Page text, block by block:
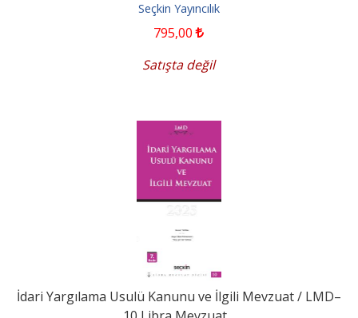
Seçkin Yayıncılık
795,00
Satışta değil
İdari Yargılama Usulü Kanunu ve İlgili Mevzuat / LMD–